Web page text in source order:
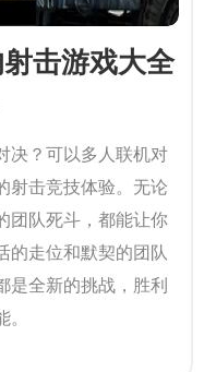
击游戏大全
决？可以多人联机对
射击竞技体验。无论
团队死斗，都能让你
的走位和默契的团队
是全新的挑战，胜利